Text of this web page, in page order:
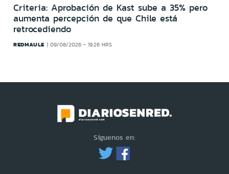
Criteria: Aprobación de Kast sube a 35% pero
aumenta percepción de que Chile está
retrocediendo
REDMAULE 09/08/2026 - 19:26 HRS
Síguenos en: